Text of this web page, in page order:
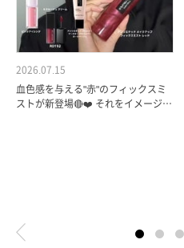
2026.07.15
血色感を与える"赤"のフィックスミ
ストが新登場🔴❤️ それをイメージし